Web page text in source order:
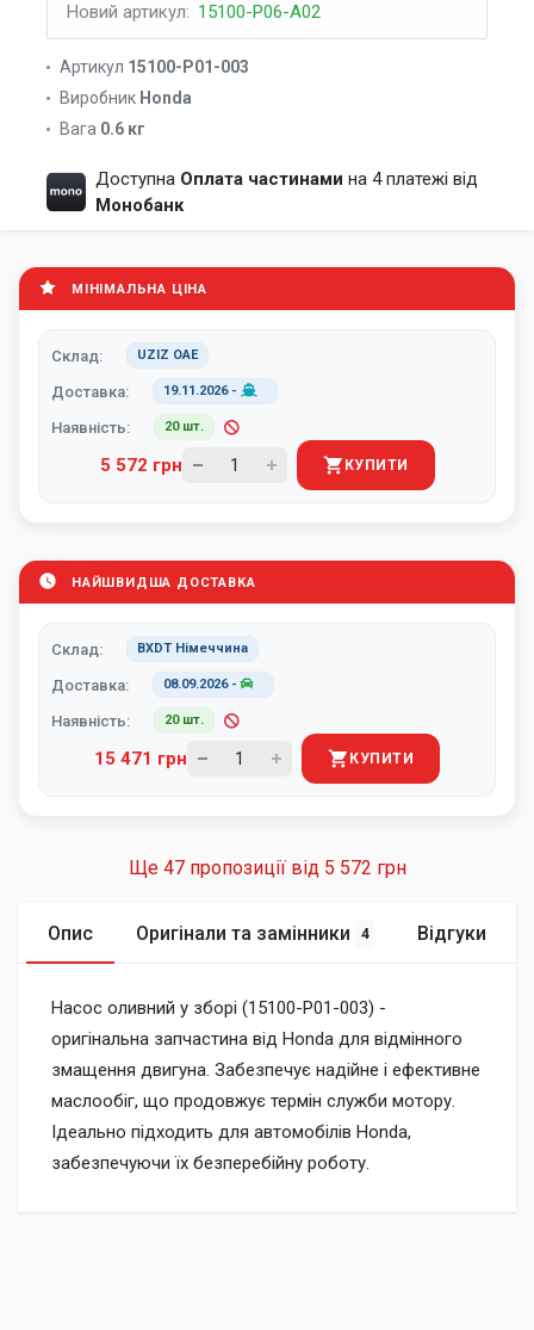
Новий артикул: 15100-P06-A02
Артикул 15100-P01-003
Виробник Honda
Вага 0.6 кг
Доступна Оплата частинами на 4 платежі від
Монобанк
МІНІМАЛЬНА ЦІНА
Склад: UZIZ ОАЕ
Доставка: 19.11.2026-
Наявність: 20 шт.
5 572 грн КУПИТИ
НАЙШВИДША ДОСТАВКА
Склад: BXDT Німеччина
Доставка: 08.09.2026-
Наявність: 20 шт.
15 471 грн КУПИТИ
Ще 47 пропозиції від 5 572 грн
Опис Оригінали та замінники 4 Відгуки
Насос оливний у зборі (15100-P01-003) -
оригінальна запчастина від Honda для відмінного
змащення двигуна. Забезпечує надійне і ефективне
маслообіг, що продовжує термін служби мотору.
Ідеально підходить для автомобілів Honda,
забезпечуючи їх безперебійну роботу.